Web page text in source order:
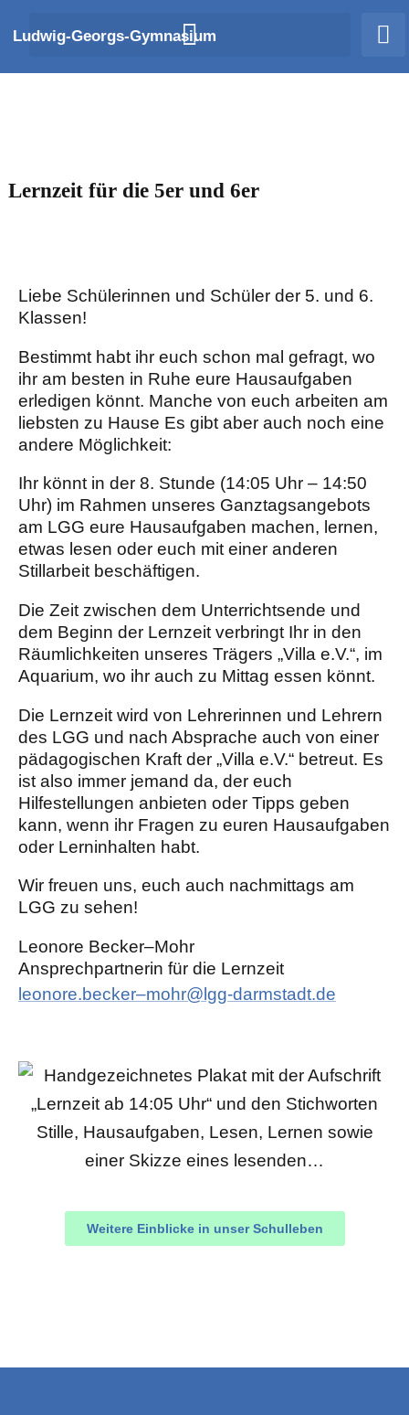
Inhalt
springen
Ludwig-Georgs-Gymnasium
Lernzeit für die 5er und 6er
Liebe Schülerinnen und Schüler der 5. und 6.
Klassen!
Bestimmt habt ihr euch schon mal gefragt, wo
ihr am besten in Ruhe eure Hausaufgaben
erledigen könnt. Manche von euch arbeiten am
liebsten zu Hause Es gibt aber auch noch eine
andere Möglichkeit:
Ihr könnt in der 8. Stunde (14:05 Uhr – 14:50
Uhr) im Rahmen unseres Ganztagsangebots
am LGG eure Hausaufgaben machen, lernen,
etwas lesen oder euch mit einer anderen
Stillarbeit beschäftigen.
Die Zeit zwischen dem Unterrichtsende und
dem Beginn der Lernzeit verbringt Ihr in den
Räumlichkeiten unseres Trägers „Villa e.V.“, im
Aquarium, wo ihr auch zu Mittag essen könnt.
Die Lernzeit wird von Lehrerinnen und Lehrern
des LGG und nach Absprache auch von einer
pädagogischen Kraft der „Villa e.V.“ betreut. Es
ist also immer jemand da, der euch
Hilfestellungen anbieten oder Tipps geben
kann, wenn ihr Fragen zu euren Hausaufgaben
oder Lerninhalten habt.
Wir freuen uns, euch auch nachmittags am
LGG zu sehen!
Leonore Becker–Mohr
Ansprechpartnerin für die Lernzeit
leonore.becker–mohr@lgg-darmstadt.de
Weitere Einblicke in unser Schulleben